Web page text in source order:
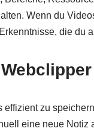
Wenn du
die du
effizient zu
eine neue Notiz